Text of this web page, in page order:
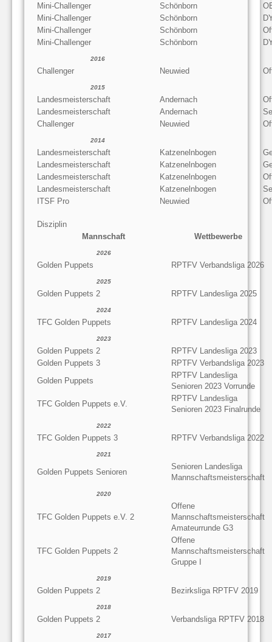
Mini-Challenger
Schönborn
Mini-Challenger
Schönborn
Mini-Challenger
Schönborn
Mini-Challenger
Schönborn
2016
Challenger Neuwied
2015
Landesmeisterschaft Andernach
Landesmeisterschaft
Andernach
Challenger
Neuwied
2014
Landesmeisterschaft Katzenelnbogen
Landesmeisterschaft
Katzenelnbogen
Landesmeisterschaft
Katzenelnbogen
Landesmeisterschaft
Katzenelnbogen
ITSF Pro
Neuwied
Disziplin
Mannschaft
Wettbewerbe
2026
Golden Puppets RPTFV Verbandsliga 2026
2025
Golden Puppets 2 RPTFV Landesliga 2025
2024
TFC Golden Puppets RPTFV Landesliga 2024
2023
Golden Puppets 2
RPTFV Landesliga 2023
Golden Puppets 3
RPTFV Verbandsliga 2023
Golden Puppets
RPTFV Landesliga
Senioren 2023 Vorrunde
TFC Golden Puppets e.V.
RPTFV Landesliga
Senioren 2023 Finalrunde
2022
TFC Golden Puppets 3 RPTFV Verbandsliga 2022
2021
Golden Puppets Senioren
Senioren Landesliga
Mannschaftsmeisterschaft
2020
TFC Golden Puppets e.V. 2
Offene
Mannschaftsmeisterschaft
Amateurrunde G3
TFC Golden Puppets 2
Offene
Mannschaftsmeisterschaft
Gruppe I
2019
Golden Puppets 2 Bezirksliga RPTFV 2019
2018
Golden Puppets 2 Verbandsliga RPTFV 2018
2017